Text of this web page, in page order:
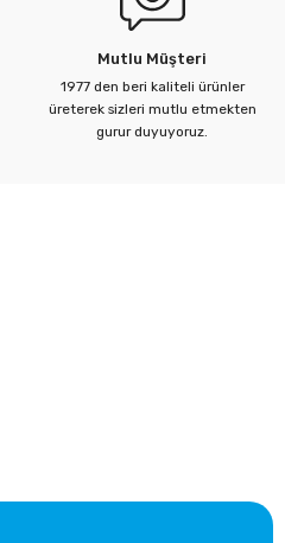
Mutlu Müşteri
1977 den beri kaliteli ürünler
üreterek sizleri mutlu etmekten
gurur duyuyoruz.